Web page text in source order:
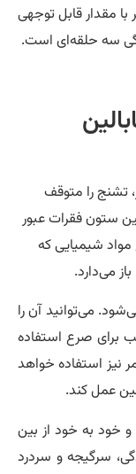
قابل توجهی
حلقه‌ای است.
را متوقف
فقرات عبور
شیمیایی که
می‌توانید آن را
صرع استفاده
استفاده خواهد
کند.
به خود از بین
و سردرد